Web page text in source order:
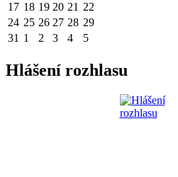
17 18 19 20 21 22
24 25 26 27 28 29
31 1 2 3 4 5
Hlášení rozhlasu